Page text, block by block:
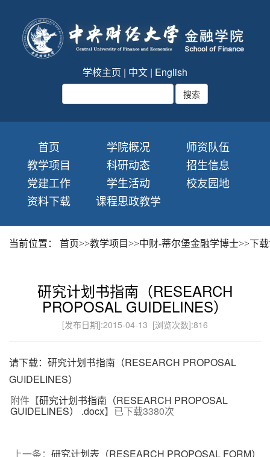
学校主页 | 中文 | English
首页 学院概况
师资队伍
教学项目
科研动态
招生信息
党建工作
学生活动
校友园地
资料下载
课程思政教学
当前位置： 首页>>教学项目>>中财-蒂尔堡金融学博士>>下
研究计划书指南（RESEARCH
PROPOSAL GUIDELINES）
[发布日期]:2015-04-13 [浏览次数]:816
请下载：研究计划书指南（RESEARCH PROPOSAL
GUIDELINES）
附件【研究计划书指南（RESEARCH PROPOSAL
GUIDELINES） .docx】已下载3380次
上一条： 研究计划表（RESEARCH PROPOSAL FORM）